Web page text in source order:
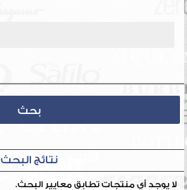
نتائج البحث
لا يوجد أي منتجات تطابق معايير البحث.